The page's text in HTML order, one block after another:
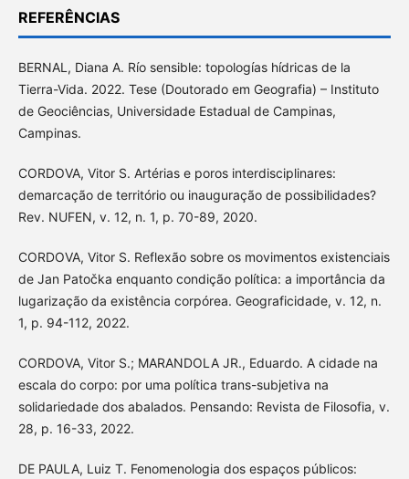
REFERÊNCIAS
BERNAL, Diana A. Río sensible: topologías hídricas de la
Tierra-Vida. 2022. Tese (Doutorado em Geografia) – Instituto
de Geociências, Universidade Estadual de Campinas,
Campinas.
CORDOVA, Vitor S. Artérias e poros interdisciplinares:
demarcação de território ou inauguração de possibilidades?
Rev. NUFEN, v. 12, n. 1, p. 70-89, 2020.
CORDOVA, Vitor S. Reflexão sobre os movimentos existenciais
de Jan Patočka enquanto condição política: a importância da
lugarização da existência corpórea. Geograficidade, v. 12, n.
1, p. 94-112, 2022.
CORDOVA, Vitor S.; MARANDOLA JR., Eduardo. A cidade na
escala do corpo: por uma política trans-subjetiva na
solidariedade dos abalados. Pensando: Revista de Filosofia, v.
28, p. 16-33, 2022.
DE PAULA, Luiz T. Fenomenologia dos espaços públicos: